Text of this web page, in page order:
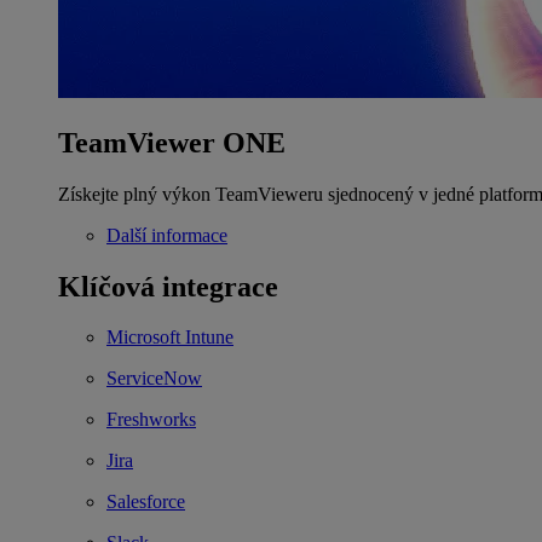
TeamViewer ONE
Získejte plný výkon TeamVieweru sjednocený v jedné
Další informace
Klíčová integrace
Microsoft Intune
ServiceNow
Freshworks
Jira
Salesforce